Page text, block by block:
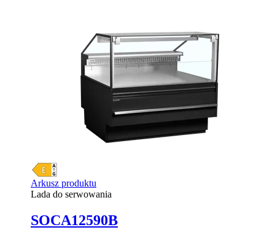
Arkusz produktu
Lada do serwowania
SOCA12590B